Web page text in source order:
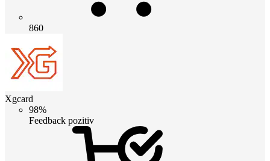
860
Xgcard
98%
Feedback pozitiv